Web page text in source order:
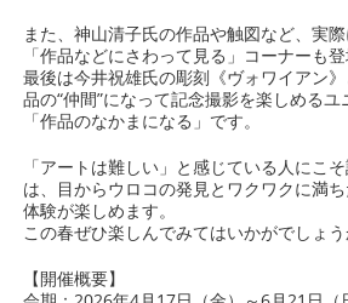
また、神山清子氏の作品や触図など、実
「作品などにさわって見る」コーナーも登
最後は今井祝雄氏の彫刻《ヴォワイアン
品の“仲間”になって記念撮影を楽しめる
「作品のなかまになる」です。
「アートは難しい」と感じている人にこ
は、目からウロコの発見とワクワクに満
体験が楽しめます。
この春ぜひ楽しんでみてはいかがでしょう
【開催概要】